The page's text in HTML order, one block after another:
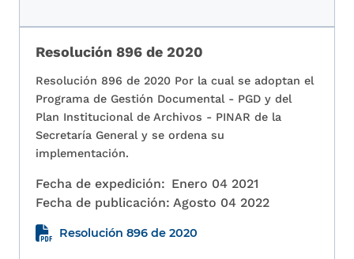
Resolución 896 de 2020
Resolución 896 de 2020 Por la cual se adoptan el
Programa de Gestión Documental - PGD y del
Plan Institucional de Archivos - PINAR de la
Secretaría General y se ordena su
implementación.
Fecha de expedición: Enero 04 2021
Fecha de publicación: Agosto 04 2022
Resolución 896 de 2020